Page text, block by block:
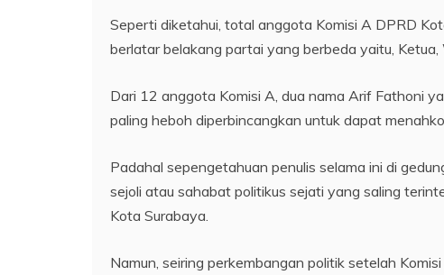
Seperti diketahui, total anggota Komisi A DPRD
berlatar belakang partai yang berbeda yaitu, Ketua,
Dari 12 anggota Komisi A, dua nama Arif Fathoni
paling heboh diperbincangkan untuk dapat
Padahal sepengetahuan penulis selama ini di
sejoli atau sahabat politikus sejati yang saling
Kota Surabaya.
Namun, seiring perkembangan politik setelah